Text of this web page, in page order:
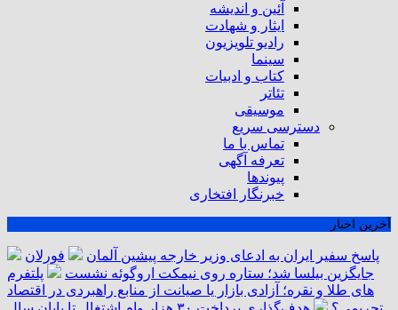
آئین و اندیشه
ایثار و شهادت
رادیو تلویزیون
سینما
کتاب و ادبیات
تئاتر
موسیقی
دسترسی سریع
تماس با ما
تعرفه آگهی
پیوندها
خبرنگار افتخاری
آخرین اخبار
پاسخ سفیر ایران به ادعای وزیر خارجه پیشین آلمان
فورلان
جایگزین بیلسا شد؛ ستاره روی نیمکت اروگوئه نشست
پلتفرم
‌های طلا و نقره؛ آزادی بازار یا صیانت از منابع راهبردی در اقتصاد